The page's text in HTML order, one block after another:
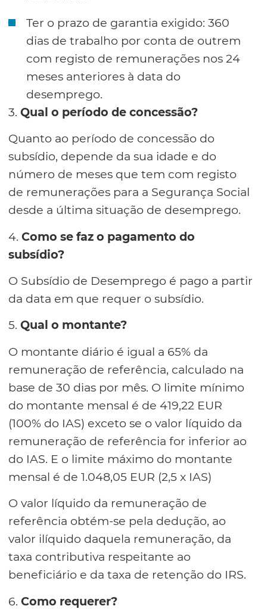
Ter o prazo de garantia exigido: 360
dias de trabalho por conta de outrem
com registo de remunerações nos 24
meses anteriores à data do
desemprego.
3. Qual o período de concessão?
Quanto ao período de concessão do
subsídio, depende da sua idade e do
número de meses que tem com registo
de remunerações para a Segurança Social
desde a última situação de desemprego.
4. Como se faz o pagamento do
subsídio?
O Subsídio de Desemprego é pago a partir
da data em que requer o subsídio.
5. Qual o montante?
O montante diário é igual a 65% da
remuneração de referência, calculado na
base de 30 dias por mês. O limite mínimo
do montante mensal é de 419,22 EUR
(100% do IAS) exceto se o valor líquido da
remuneração de referência for inferior ao
do IAS. E o limite máximo do montante
mensal é de 1.048,05 EUR (2,5 x IAS)
O valor líquido da remuneração de
referência obtém-se pela dedução, ao
valor ilíquido daquela remuneração, da
taxa contributiva respeitante ao
beneficiário e da taxa de retenção do IRS.
6. Como requerer?